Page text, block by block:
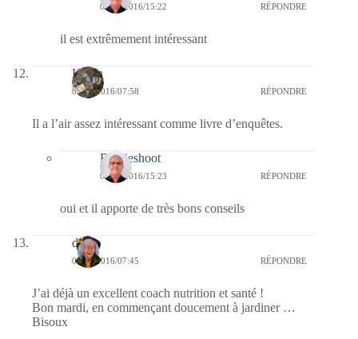
04/03/2016/15:22 RÉPONDRE
il est extrêmement intéressant
Kévin
01/03/2016/07:58 RÉPONDRE
Il a l’air assez intéressant comme livre d’enquêtes.
Bernieshoot
04/03/2016/15:23 RÉPONDRE
oui et il apporte de très bons conseils
dom
01/03/2016/07:45 RÉPONDRE
J’ai déjà un excellent coach nutrition et santé !
Bon mardi, en commençant doucement à jardiner …
Bisoux